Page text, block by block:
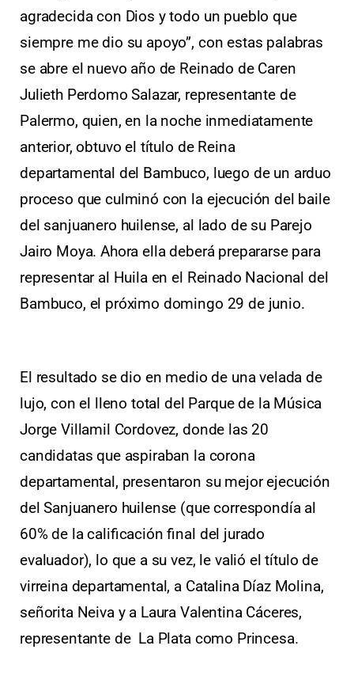
agradecida con Dios y todo un pueblo que
siempre me dio su apoyo”, con estas palabras
se abre el nuevo año de Reinado de Caren
Julieth Perdomo Salazar, representante de
Palermo, quien, en la noche inmediatamente
anterior, obtuvo el título de Reina
departamental del Bambuco, luego de un arduo
proceso que culminó con la ejecución del baile
del sanjuanero huilense, al lado de su Parejo
Jairo Moya. Ahora ella deberá prepararse para
representar al Huila en el Reinado Nacional del
Bambuco, el próximo domingo 29 de junio.
El resultado se dio en medio de una velada de
lujo, con el lleno total del Parque de la Música
Jorge Villamil Cordovez, donde las 20
candidatas que aspiraban la corona
departamental, presentaron su mejor ejecución
del Sanjuanero huilense (que correspondía al
60% de la calificación final del jurado
evaluador), lo que a su vez, le valió el título de
virreina departamental, a Catalina Díaz Molina,
señorita Neiva y a Laura Valentina Cáceres,
representante de La Plata como Princesa.